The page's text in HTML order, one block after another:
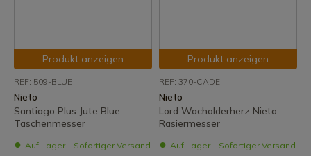
Produkt anzeigen
REF: 509-BLUE
Nieto
Santiago Plus Jute Blue
Taschenmesser
Auf Lager – Sofortiger Versand
Produkt anzeigen
REF: 370-CADE
Nieto
Lord Wacholderherz Nieto
Rasiermesser
Auf Lager – Sofortiger Versand